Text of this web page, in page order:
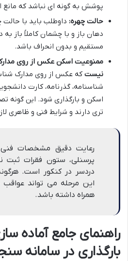
پوشش به گونه ای نباشد که
حالت چهره: داوطلب باید با حالت
دهان باز و با چشمان کاملاً باز به
مستقیم و بدون انحراف باشد.
ممنوعیت اسکن عکس از روی
نیست که عکس از روی مدارک
شناسنامه، گذرنامه، کارت
اسکن و بارگذاری شود. این گونه
تری دارند و شرایط فنی و ظاهری
رعایت دقیق مشخصات
پرسنلی، ستون فقرات ثبت
دردسر در کنکور است.
این مرحله می تواند عواقب
همراه داشته باشد.
راهنمای جامع آماده
بارگذاری در سامانه